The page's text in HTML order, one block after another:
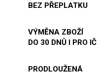
BEZ PŘEPLATKU
VÝMĚNA ZBOŽÍ
DO 30 DNŮ I PRO IČ
PRODLOUŽENÁ